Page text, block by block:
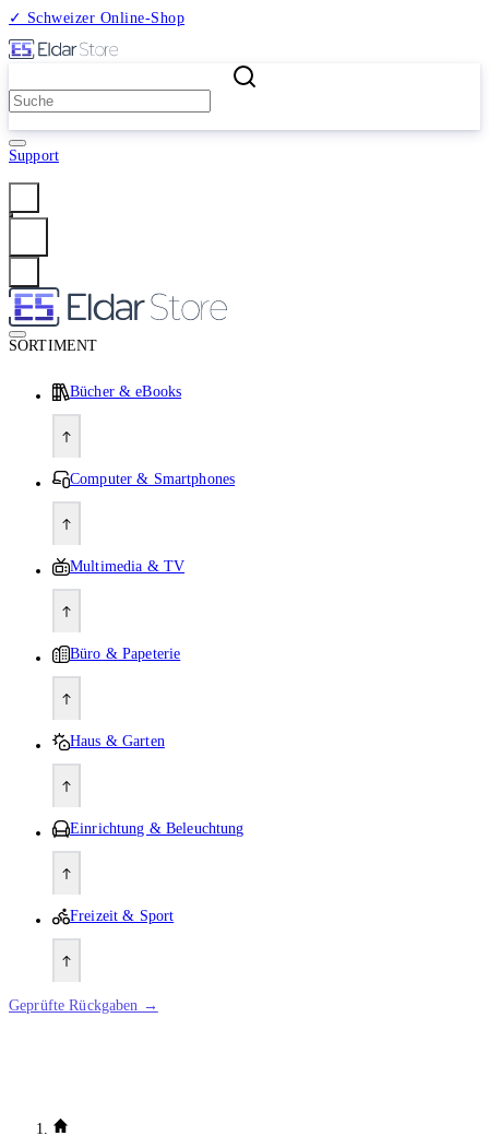
✓ Schweizer Online-Shop
Support
SORTIMENT
Bücher & eBooks
Computer & Smartphones
Multimedia & TV
Büro & Papeterie
Haus & Garten
Einrichtung & Beleuchtung
Freizeit & Sport
Geprüfte Rückgaben →